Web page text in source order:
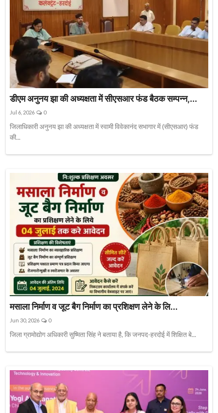
डीएम अनुनय झा की अध्यक्षता में सीएसआर फंड बैठक सम्पन्न,...
Jul 6, 2026 0
जिलाधिकारी अनुनय झा की अध्यक्षता में स्वामी विवेकानंद सभागार में (सीएसआर) फंड
की...
मसाला निर्माण व जूट बैग निर्माण का प्रशिक्षण लेने के लि...
Jun 30, 2026 0
जिला ग्रामोद्योग अधिकारी सुष्मिता सिंह ने बताया है, कि जनपद-हरदोई में शिक्षित बे...